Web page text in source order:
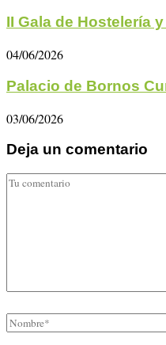
II Gala de Hostelería
04/06/2026
Palacio de Bornos
03/06/2026
Deja un comentario